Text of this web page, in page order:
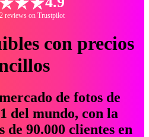
reviews on Trustpilot
con precios
de fotos de
del mundo, con la
de 90.000 clientes en